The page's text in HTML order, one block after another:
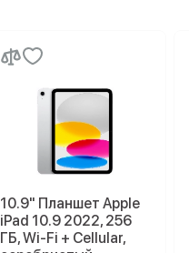
10.9" Планшет Apple
iPad 10.9 2022, 256
ГБ, Wi-Fi + Cellular,